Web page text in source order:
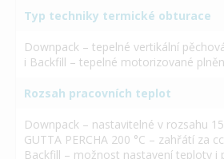
Typ techniky termické obturace
Downpack – tepelné vertikální
i Backfill – tepelné motorizované
Rozsah pracovních teplot
Downpack – nastavitelné v rozsahu
GUTTA PERCHA 200 °C – zahřátí za
Backfill – možnost nastavení teploty i